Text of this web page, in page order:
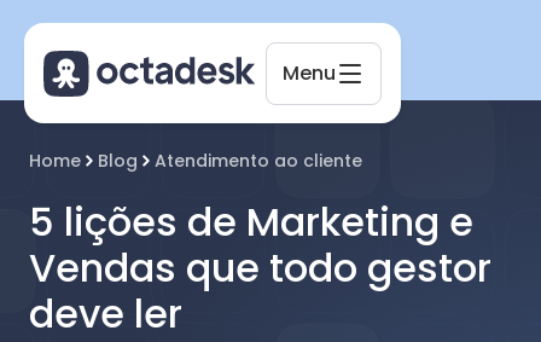
Menu
Home Blog Atendimento ao cliente
5 lições de Marketing e
Vendas que todo gestor
deve ler
Online agora